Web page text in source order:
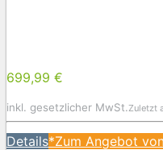
699,99 €
inkl. gesetzlicher MwSt.Zuletzt
Details*Zum Angebot